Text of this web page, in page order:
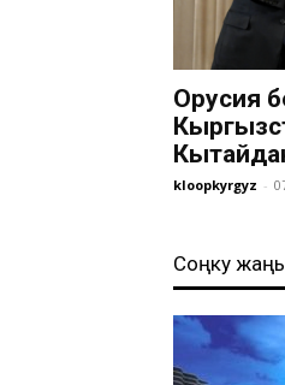
Орусия
Кытайдан
kloopkyrgyz -
Соңку